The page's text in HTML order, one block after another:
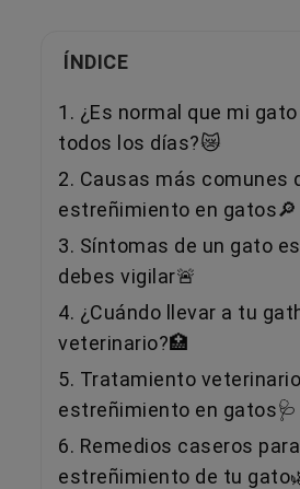
ÍNDICE
1. ¿Es normal que mi
todos los días?😿
2. Causas más comunes
estreñimiento en gatos🔎
3. Síntomas de un gato
debes vigilar🚨
4. ¿Cuándo llevar a tu
veterinario?🏥
5. Tratamiento veterinario
estreñimiento en gatos🩺
6. Remedios caseros
estreñimiento de tu